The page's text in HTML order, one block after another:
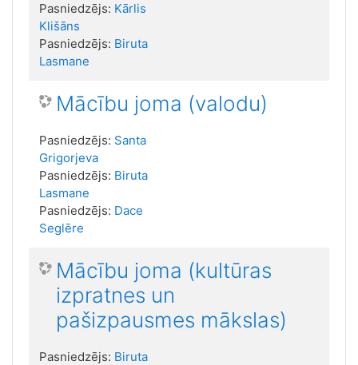
Pasniedzējs: Kārlis
Klišāns
Pasniedzējs: Biruta
Lasmane
Mācību joma (valodu)
Pasniedzējs: Santa
Grigorjeva
Pasniedzējs: Biruta
Lasmane
Pasniedzējs: Dace
Seglēre
Mācību joma (kultūras
izpratnes un
pašizpausmes mākslas)
Pasniedzējs: Biruta